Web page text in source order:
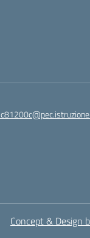
Concept & Design